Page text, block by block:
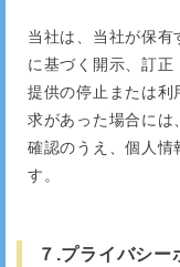
当社は、当社が保
に基づく開示、訂
提供の停止または利
求があった場合には
確認のうえ、個人情
す。
７.プライバシー